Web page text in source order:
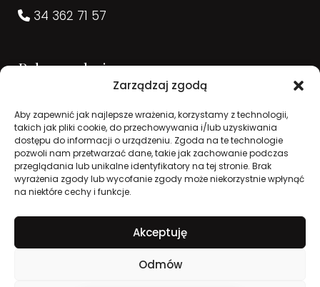
Zarządzaj zgodą
Aby zapewnić jak najlepsze wrażenia, korzystamy z technologii,
takich jak pliki cookie, do przechowywania i/lub uzyskiwania
dostępu do informacji o urządzeniu. Zgoda na te technologie
pozwoli nam przetwarzać dane, takie jak zachowanie podczas
przeglądania lub unikalne identyfikatory na tej stronie. Brak
wyrażenia zgody lub wycofanie zgody może niekorzystnie wpłynąć
na niektóre cechy i funkcje.
Akceptuję
Odmów
34 362 71 57
Rekomendacje
2026 © Zakład Pogrzebowy Concordia. Wszelkie